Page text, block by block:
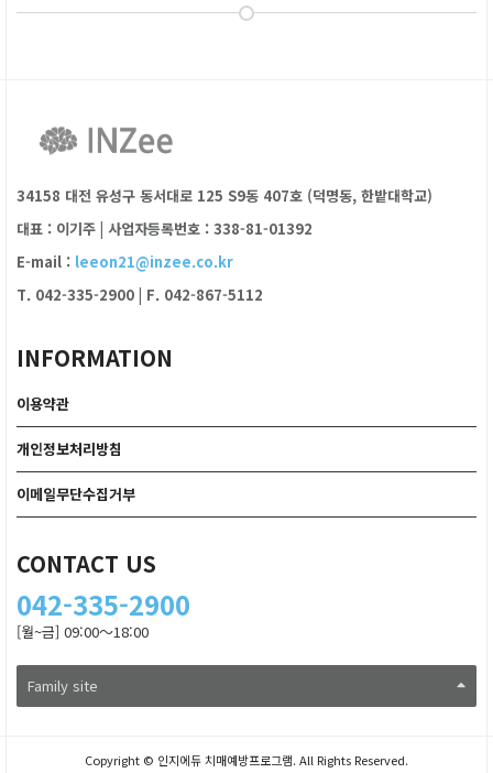
34158 대전 유성구 동서대로 125 S9동 407호 (덕명동, 한밭대학교)
대표 : 이기주 | 사업자등록번호 : 338-81-01392
E-mail : leeon21@inzee.co.kr
T. 042-335-2900 | F. 042-867-5112
INFORMATION
이용약관
개인정보처리방침
이메일무단수집거부
CONTACT US
042-335-2900
[월~금] 09:00～18:00
Family site
Copyright © 인지에듀 치매예방프로그램. All Rights Reserved.